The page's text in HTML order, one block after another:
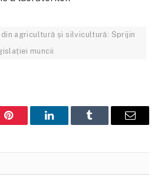
agricultură și silvicultură: Sprijin
muncii
Pinterest LinkedInTumblr Email